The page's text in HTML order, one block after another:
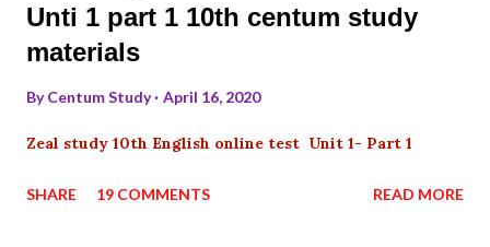
Unti 1 part 1 10th centum study
materials
ByCentum Study April 16, 2020
Zeal study 10th English online test Unit 1- Part 1
SHARE 19 COMMENTS READ MORE